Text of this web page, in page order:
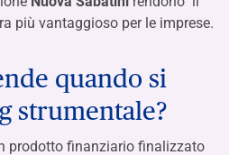
più vantaggioso per le imprese.
quando si
strumentale?
prodotto finanziario finalizzato